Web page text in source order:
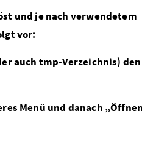
und je nach verwendetem
vor:
auch tmp-Verzeichnis) den
Menü und danach